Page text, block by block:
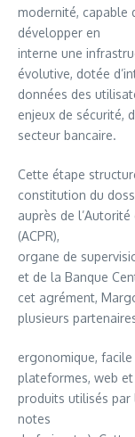
modernité, capable
développer en
interne une
évolutive, dotée
données des
enjeux de sécurité,
secteur bancaire.
Cette étape
constitution du
auprès de
(ACPR),
organe de
et de la Banque
cet agrément,
plusieurs
ergonomique,
plateformes, web
produits utilisés par
notes